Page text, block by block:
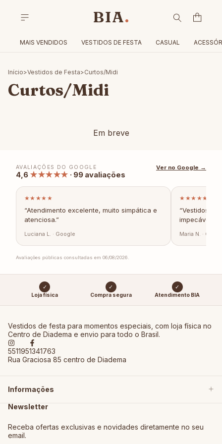
MAIS VENDIDOS VESTIDOS DE FESTA CASUAL
Início>Vestidos de Festa>Curtos/Midi
Curtos/Midi
Em breve
AVALIAÇÕES DO GOOGLE
4,6 ★★★★★ · 99 avaliações
Ver no Google →
★★★★★
“Atendimento excelente, muito simpática e
atenciosa.”
Luciana L. · Google
★★★★★
“Vestidos e
impecáveis.”
Maria N. ·
Avaliações públicas consultadas em 06/08/2026.
✓
Loja física
✓
Compra segura
✓
Atendimento BIA
Vestidos de festa para momentos especiais, com loja física no
Centro de Diadema e envio para todo o Brasil.
5511951341763
Rua Graciosa 85 centro de Diadema
Informações
Newsletter
Receba ofertas exclusivas e novidades diretamente no seu
email.